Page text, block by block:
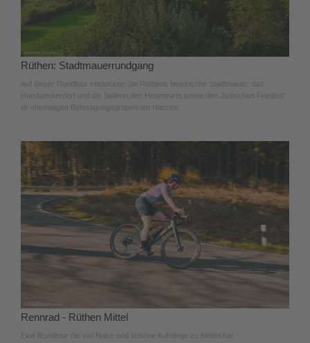
Rüthen: Stadtmauerrundgang
Auf dieser Rundtour entdecken Sie Rüthens historische Stadtmauer, das
Handwerkerdorf und die Seilerei,den Hexenturm sowie den Jüdischen Friedhof
im ehemaligen Befestigungsgraben am Hachtor.
Rennrad - Rüthen Mittel
Eine Rundtour die viel Natur und schöne Aufstiege zu bieten hat